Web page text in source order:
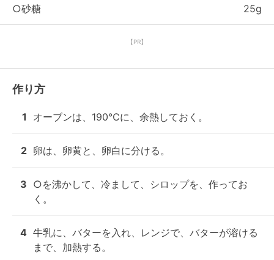
○砂糖 25g
【PR】
作り方
1 オーブンは、190℃に、余熱しておく。
2 卵は、卵黄と、卵白に分ける。
3 ○を沸かして、冷まして、シロップを、作ってお
く。
4 牛乳に、バターを入れ、レンジで、バターが溶ける
まで、加熱する。